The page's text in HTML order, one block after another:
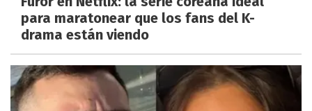
para maratonear que los fans del K-
drama están viendo